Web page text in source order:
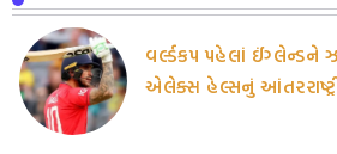
વર્લ્ડકપ પહેલાં ઈંગ્લેન્ડને
એલેક્સ હેલ્સનું